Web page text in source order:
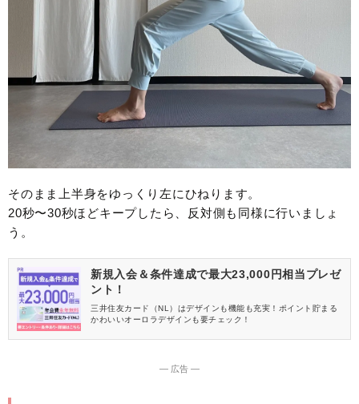
そのまま上半身をゆっくり左にひねります。
20秒〜30秒ほどキープしたら、反対側も同様に行いましょ
う。
新規入会＆条件達成で最大23,000円相当プレゼ
ント！
三井住友カード（NL）はデザインも機能も充実！ポイント貯まる
かわいいオーロラデザインも要チェック！
― 広告 ―